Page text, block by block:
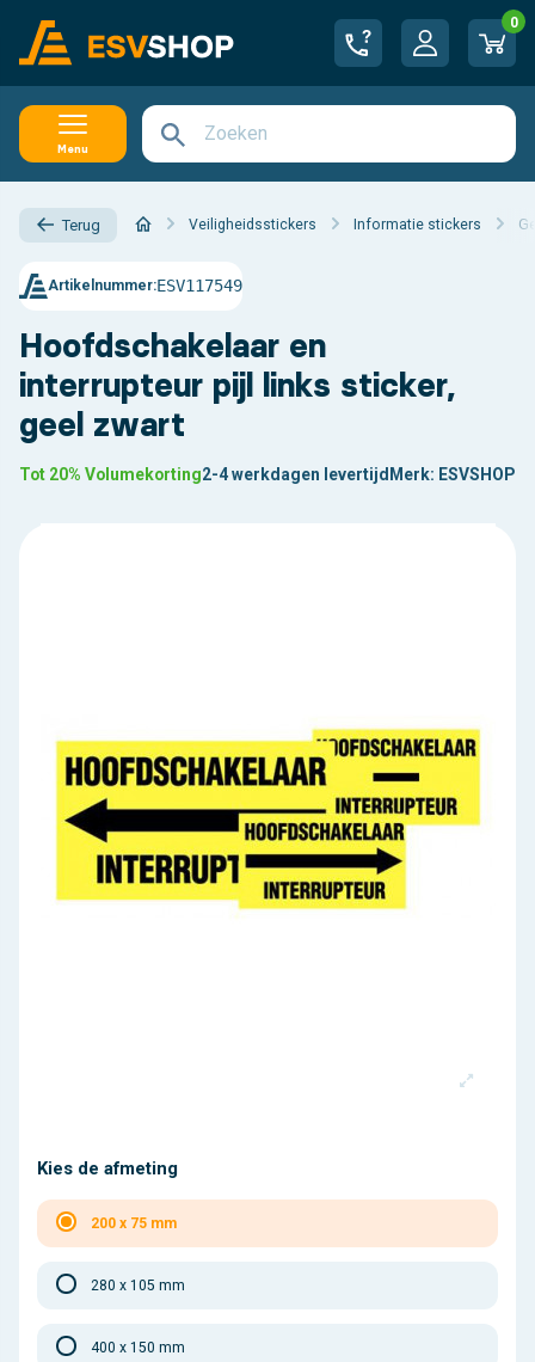
0
Menu
Terug Veiligheidsstickers Informatie stickers
Hoofdschakelaar en
interrupteur pijl links sticker,
geel zwart
Artikelnummer:ESV117549
Tot 20% Volumekorting2-4 werkdagen levertijd Merk: ESVSHOP
Kies de afmeting
200 x 75 mm
280 x 105 mm
400 x 150 mm